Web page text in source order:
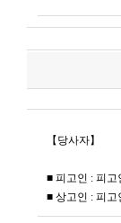
【당사자】
■ 피고인 : 피고
■ 상고인 : 피고